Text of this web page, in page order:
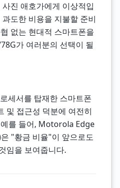
진 애호가에게 이상적입
도한 비용을 지불할 준비
없는 현대적 스마트폰을
가 여러분의 선택이 될
세서를 탑재한 스마트폰
및 접근성 덕분에 여전히
를 들어, Motorola Edge
"황금 비율"이 앞으로도
임을 보여줍니다.